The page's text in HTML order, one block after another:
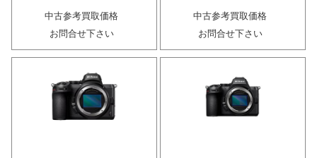
中古参考買取価格
お問合せ下さい
中古参考買取価格
お問合せ下さい